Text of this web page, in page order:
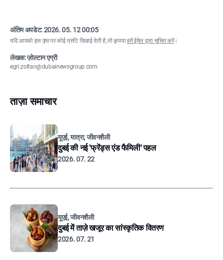
अंतिम अपडेट:2026. 05. 12 00:05
यदि आपको इस पृष्ठ पर कोई त्रुटि दिखाई देती है, तो कृपयाहमें ईमेल द्वारा सूचित करें।
लेखक: ज़ोल्टान एग्री
egri.zoltan@dubainewsgroup.com
ताज़ा समाचार
यूएई, यात्रा, जीवनशैली
दुबई की नई 'फ्रेंड्स एंड फैमिली' पहल
2026. 07. 22
यूएई, जीवनशैली
दुबई में ताज़े खजूर का सांस्कृतिक वितरण
2026. 07. 21